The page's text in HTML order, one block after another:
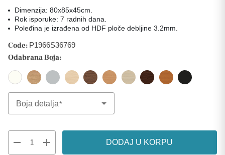
Dimenzija: 80x85x45cm.
Rok isporuke: 7 radnih dana.
Poleđina je izrađena od HDF ploče debljine 3.2mm.
Code: P1966S36769
Odabrana Boja:
Boja detalja
Select Option
remove add DODAJ U KORPU